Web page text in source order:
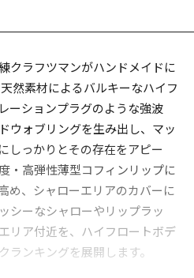
クラフツマンがハンドメイドに
然素材によるバルキーなハイフ
ーションプラグのような強波
ウォブリングを生み出し、マッ
しっかりとその存在をアピー
・高弾性薄型コフィンリップに
め、シャローエリアのカバーに
シーなシャローやリップラッ
リア付近を、ハイフロートボデ
ランキングを展開します。